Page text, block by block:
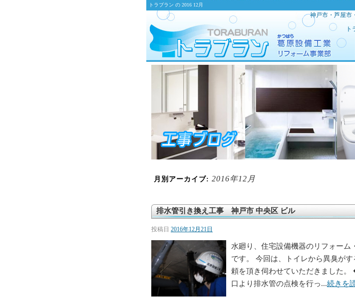
トラブラン の 2016 12月
神戸市・芦屋市
ト
月別アーカイブ: 2016年12月
排水管引き換え工事 神戸市 中央区 ビル
投稿日 2016年12月21日
水廻り、住宅設備機器のリフォーム
です。 今回は、トイレから異臭が
頼を頂き伺わせていただきました
口より排水管の点検を行っ...続きを